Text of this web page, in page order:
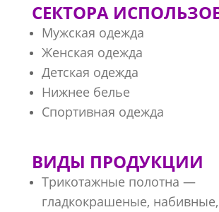
СЕКТОРА
Мужская одежда
Женская одежда
Детская одежда
Нижнее белье
Спортивная одежда
ВИДЫ ПРОДУКЦИИ
Трикотажные полотна —
гладкокрашеные, набивные,